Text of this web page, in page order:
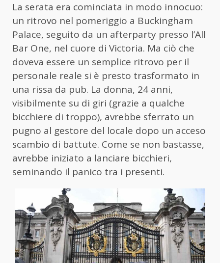
La serata era cominciata in modo innocuo:
un ritrovo nel pomeriggio a Buckingham
Palace, seguito da un afterparty presso l’All
Bar One, nel cuore di Victoria. Ma ciò che
doveva essere un semplice ritrovo per il
personale reale si è presto trasformato in
una rissa da pub. La donna, 24 anni,
visibilmente su di giri (grazie a qualche
bicchiere di troppo), avrebbe sferrato un
pugno al gestore del locale dopo un acceso
scambio di battute. Come se non bastasse,
avrebbe iniziato a lanciare bicchieri,
seminando il panico tra i presenti.